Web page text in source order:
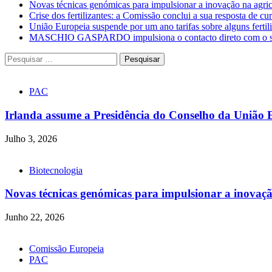
Novas técnicas genómicas para impulsionar a inovação na
Crise dos fertilizantes: a Comissão conclui a sua resposta de
União Europeia suspende por um ano tarifas sobre alguns
MASCHIO GASPARDO impulsiona o contacto direto com o
Pesquisar
por:
PAC
Irlanda assume a Presidência do Conselho da União
Julho 3, 2026
Biotecnologia
Novas técnicas genómicas para impulsionar a
Junho 22, 2026
Comissão Europeia
PAC